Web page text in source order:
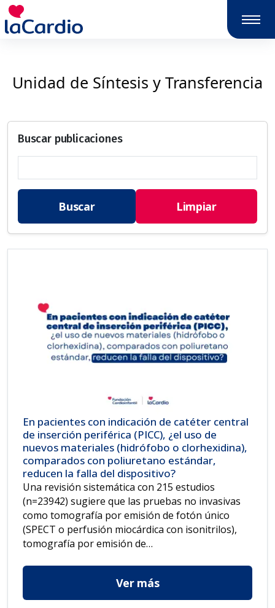
Nota:
este
sitio
accesibilidad.
Unidad de Síntesis y Transferencia
Buscar publicaciones
Buscar Limpiar
En pacientes con indicación de catéter central
de inserción periférica (PICC), ¿el uso de
nuevos materiales (hidrófobo o clorhexidina),
comparados con poliuretano estándar,
reducen la falla del dispositivo?
Una revisión sistemática con 215 estudios
(n=23942) sugiere que las pruebas no invasivas
como tomografía por emisión de fotón único
(SPECT o perfusión miocárdica con isonitrilos),
tomografía por emisión de…
Ver más